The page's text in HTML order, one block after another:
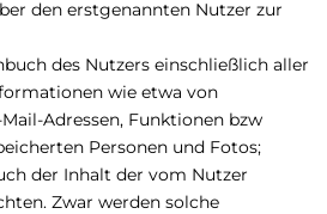
den erstgenannten Nutzer zur
des Nutzers einschließlich aller
wie etwa von
Adressen, Funktionen bzw
Personen und Fotos;
der Inhalt der vom Nutzer
Zwar werden solche